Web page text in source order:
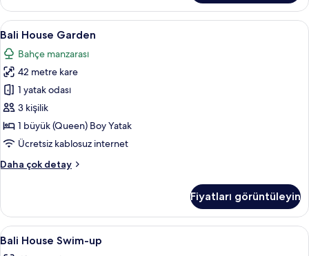
hakkında
daha
fazla
Bali
House
Garden
için
tüm
fotoğrafları
görün
Bali House Garden | Odadan manzara
5
Bali House Garden
Bahçe manzarası
42 metre kare
1 yatak odası
3 kişilik
1 büyük (Queen) Boy Yatak
Ücretsiz kablosuz internet
Daha çok detay
Bali
daha
fazla
detay
Fiyatları görüntüleyin
Bali
House
Bali House Swim-up | Bahçe manzarası
5
Bali House Swim-up